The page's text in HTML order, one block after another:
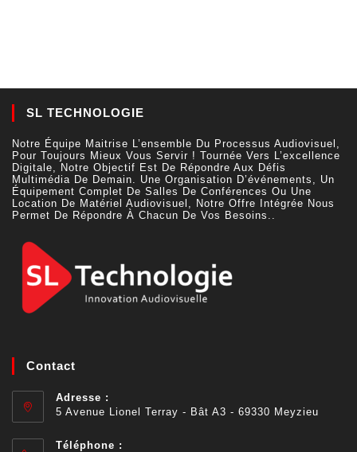
SL TECHNOLOGIE
Notre Équipe Maitrise L’ensemble Du Processus Audiovisuel,
Pour Toujours Mieux Vous Servir ! Tournée Vers L’excellence
Digitale, Notre Objectif Est De Répondre Aux Défis
Multimédia De Demain. Une Organisation D’événements, Un
Équipement Complet De Salles De Conférences Ou Une
Location De Matériel Audiovisuel, Notre Offre Intégrée Nous
Permet De Répondre À Chacun De Vos Besoins..
Contact
Adresse :
5 Avenue Lionel Terray - Bât A3 - 69330 Meyzieu
Téléphone :